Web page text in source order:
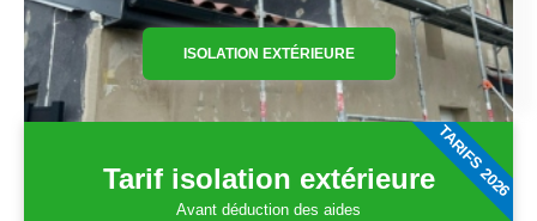
ISOLATION EXTÉRIEURE
Tarif isolation extérieure
Avant déduction des aides
TARIFS 2026